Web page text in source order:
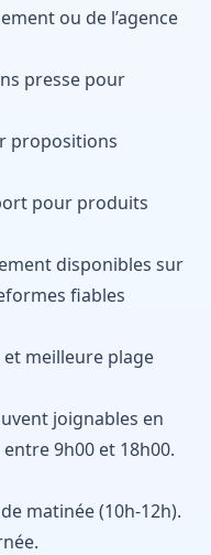
ou de l’agence
presse pour
propositions
pour produits
disponibles sur
fiables
meilleure plage
joignables en
9h00 et 18h00.
matinée (10h-12h).